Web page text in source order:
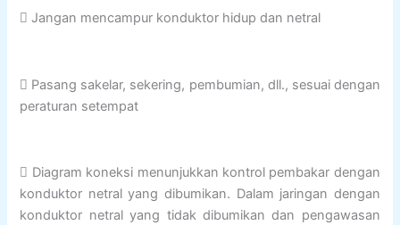
 Jangan mencampur konduktor hidup dan netral
 Pasang sakelar, sekering, pembumian, dll., sesuai dengan
peraturan setempat
 Diagram koneksi menunjukkan kontrol pembakar dengan
konduktor netral yang dibumikan. Dalam jaringan dengan
konduktor netral yang tidak dibumikan dan pengawasan